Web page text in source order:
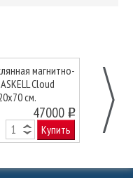
магнитно-
Cloud
см.
47000 o
Купить